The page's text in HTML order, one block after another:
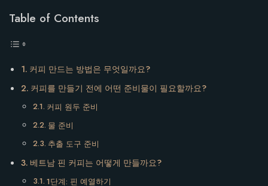
Table of Contents
커피 만드는 방법은 무엇일까요?
커피를 만들기 전에 어떤 준비물이 필요할까요?
커피 원두 준비
물 준비
추출 도구 준비
베트남 핀 커피는 어떻게 만들까요?
1단계: 핀 예열하기